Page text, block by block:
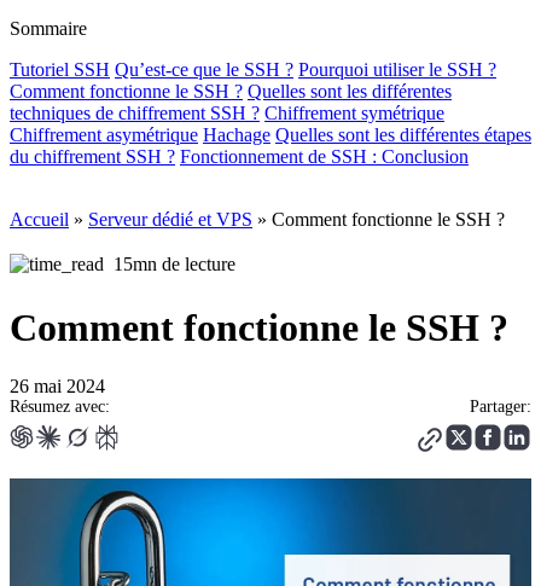
Sommaire
Tutoriel SSH Qu’est-ce que le SSH ? Pourquoi utiliser le SSH ?
Comment fonctionne le SSH ? Quelles sont les différentes
techniques de chiffrement SSH ? Chiffrement symétrique
Chiffrement asymétrique Hachage Quelles sont les différentes étapes
du chiffrement SSH ? Fonctionnement de SSH : Conclusion
Accueil » Serveur dédié et VPS » Comment fonctionne le SSH ?
15mn de lecture
Comment fonctionne le SSH ?
26 mai 2024
Résumez avec: Partager: